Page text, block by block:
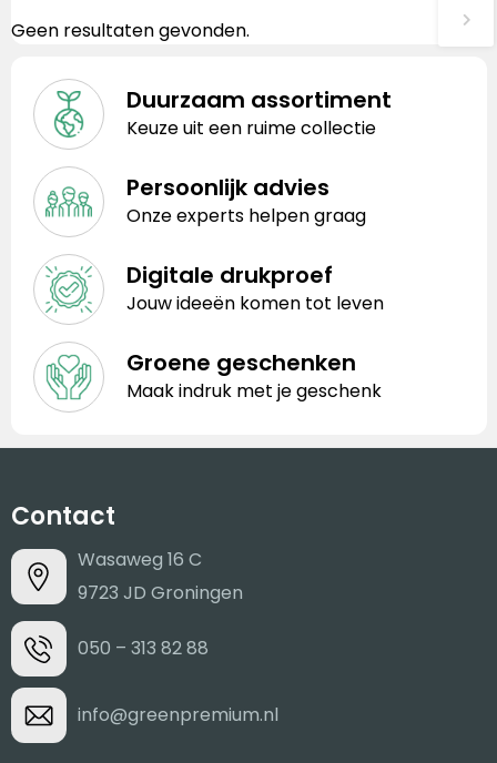
Geen resultaten gevonden.
Duurzaam assortiment
Keuze uit een ruime collectie
Persoonlijk advies
Onze experts helpen graag
Digitale drukproef
Jouw ideeën komen tot leven
Groene geschenken
Maak indruk met je geschenk
Contact
Wasaweg 16 C
9723 JD Groningen
050 – 313 82 88
info@greenpremium.nl